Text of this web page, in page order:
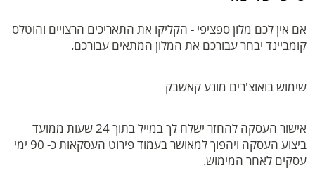
אם אין לכם מלון ספציפי - הקליקו את התאריכים הרצויים והוטלס
קומביינד יבחר עבורכם את המלון המתאים עבורכם.
שימוש בואוצ'רים מונע קאשבק
אישור העסקה להחזר ישלח לך במייל בתוך 24 שעות ממועד
ביצוע העסקה ויהפוך למאושר בעמוד פירוט העסקאות כ- 90 ימי
עסקים לאחר המימוש.